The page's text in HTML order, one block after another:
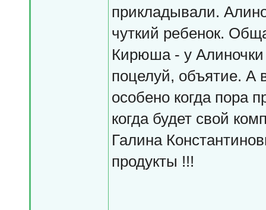
прикладывали.
чуткий ребенок.
Кирюша - у Алиночки
поцелуй, объятие. А
особено когда пора
когда будет свой
Галина
продукты !!!